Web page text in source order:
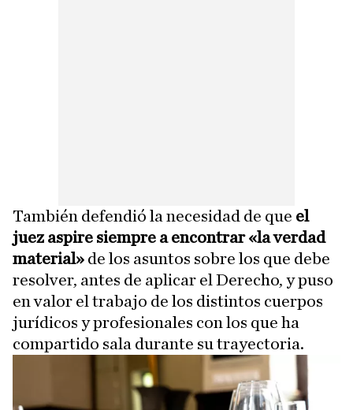
También defendió la necesidad de que el
juez aspire siempre a encontrar «la verdad
material» de los asuntos sobre los que debe
resolver, antes de aplicar el Derecho, y puso
en valor el trabajo de los distintos cuerpos
jurídicos y profesionales con los que ha
compartido sala durante su trayectoria.